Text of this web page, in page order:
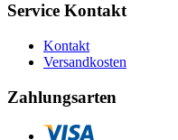
Service Kontakt
Kontakt
Versandkosten
Zahlungsarten